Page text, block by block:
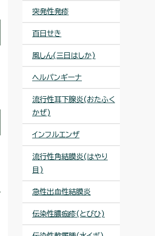
突発性発疹
百日せき
風しん(三日はしか)
ヘルパンギーナ
流行性耳下腺炎(おたふく
かぜ)
インフルエンザ
流行性角結膜炎(はやり
目)
急性出血性結膜炎
伝染性膿痂疹(とびひ)